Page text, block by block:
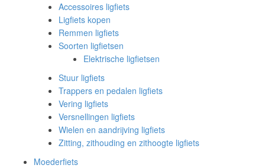
Accessoires ligfiets
Ligfiets kopen
Remmen ligfiets
Soorten ligfietsen
Elektrische ligfietsen
Stuur ligfiets
Trappers en pedalen ligfiets
Vering ligfiets
Versnellingen ligfiets
Wielen en aandrijving ligfiets
Zitting, zithouding en zithoogte ligfiets
Moederfiets